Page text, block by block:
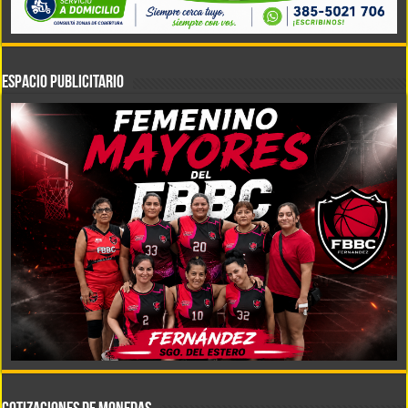
ESPACIO PUBLICITARIO